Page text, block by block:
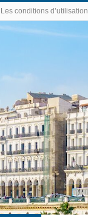
Les conditions d’utilisation